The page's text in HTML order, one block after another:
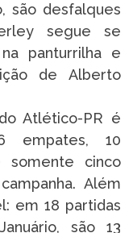
são desfalques
segue se
panturrilha e
de Alberto
Atlético-PR é
empates, 10
somente cinco
Além
em 18 partidas
são 13